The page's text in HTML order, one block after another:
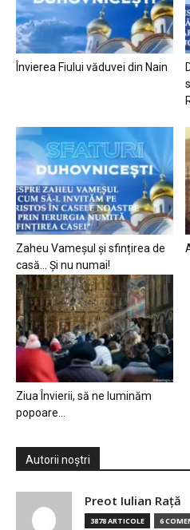
Învierea Fiului văduvei din Nain
Zaheu Vameșul și sfințirea de
casă… Și nu numai!
Ziua Învierii, să ne luminăm
popoare…
Autorii noștri
Preot Iulian Raţă
3878 ARTICOLE 6